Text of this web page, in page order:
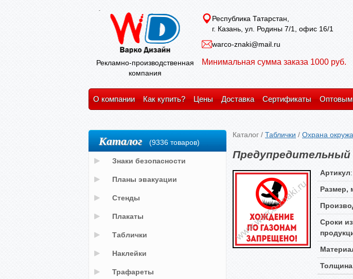
Рекламно-производственная
компания
Республика Татарстан,
г. Казань, ул. Родины 7/1, офис 16/1
warco-znaki@mail.ru
Минимальная сумма заказа 1000 руб.
О компании Как купить? Цены Доставка Сертификаты Оптовым
Каталог / Таблички / Охрана
Предупредительный
Артикул:
Размер,
Сроки
Каталог (9336 товаров)
Знаки безопасности
Планы эвакуации
Стенды
Плакаты
Таблички
Наклейки
Трафареты